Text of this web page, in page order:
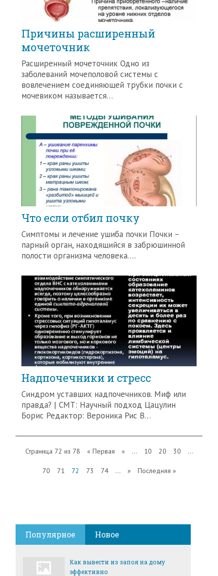
Причины расширенный
мочеточник
Расширенный мочеточник Одно из
заболеваний мочеполовой системы с
вовлечением соединяющей трубки почки с
мочевиком называется…
Что если отбил почку
Симптомы и лечение ушиба почки Почки –
парный орган, находящийся в забрюшинной
полости организма человека….
Надпочечники и стресс
Синдром уставших надпочечников. Миф или
правда? | CMT: Научный подход Цацулин
Борис Редактор: Вероника Рис В…
Страница 72 из 78 « Первая « ... 10 20 30 ...
70 71 72 73 74 ... » Последняя »
Популярное Новое
Как вывести из запоя на дому
эффективно